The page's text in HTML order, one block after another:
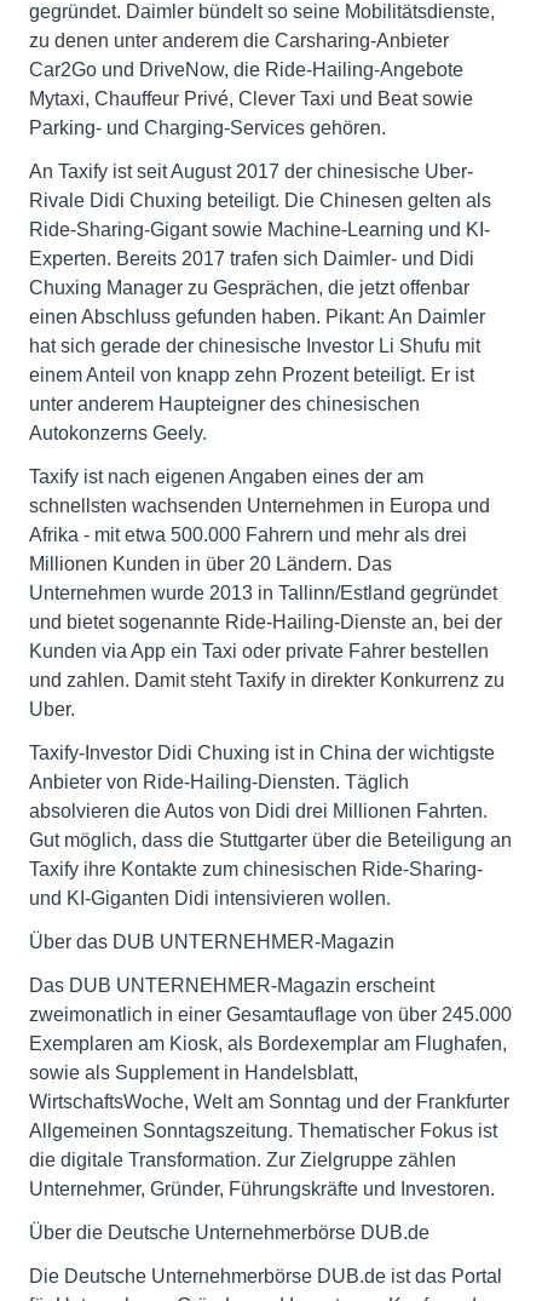
gegründet. Daimler bündelt so seine Mobilitätsdienste,
zu denen unter anderem die Carsharing-Anbieter
Car2Go und DriveNow, die Ride-Hailing-Angebote
Mytaxi, Chauffeur Privé, Clever Taxi und Beat sowie
Parking- und Charging-Services gehören.
An Taxify ist seit August 2017 der chinesische Uber-
Rivale Didi Chuxing beteiligt. Die Chinesen gelten als
Ride-Sharing-Gigant sowie Machine-Learning und KI-
Experten. Bereits 2017 trafen sich Daimler- und Didi
Chuxing Manager zu Gesprächen, die jetzt offenbar
einen Abschluss gefunden haben. Pikant: An Daimler
hat sich gerade der chinesische Investor Li Shufu mit
einem Anteil von knapp zehn Prozent beteiligt. Er ist
unter anderem Haupteigner des chinesischen
Autokonzerns Geely.
Taxify ist nach eigenen Angaben eines der am
schnellsten wachsenden Unternehmen in Europa und
Afrika - mit etwa 500.000 Fahrern und mehr als drei
Millionen Kunden in über 20 Ländern. Das
Unternehmen wurde 2013 in Tallinn/Estland gegründet
und bietet sogenannte Ride-Hailing-Dienste an, bei der
Kunden via App ein Taxi oder private Fahrer bestellen
und zahlen. Damit steht Taxify in direkter Konkurrenz zu
Uber.
Taxify-Investor Didi Chuxing ist in China der wichtigste
Anbieter von Ride-Hailing-Diensten. Täglich
absolvieren die Autos von Didi drei Millionen Fahrten.
Gut möglich, dass die Stuttgarter über die Beteiligung an
Taxify ihre Kontakte zum chinesischen Ride-Sharing-
und KI-Giganten Didi intensivieren wollen.
Über das DUB UNTERNEHMER-Magazin
Das DUB UNTERNEHMER-Magazin erscheint
zweimonatlich in einer Gesamtauflage von über 245.000
Exemplaren am Kiosk, als Bordexemplar am Flughafen,
sowie als Supplement in Handelsblatt,
WirtschaftsWoche, Welt am Sonntag und der Frankfurter
Allgemeinen Sonntagszeitung. Thematischer Fokus ist
die digitale Transformation. Zur Zielgruppe zählen
Unternehmer, Gründer, Führungskräfte und Investoren.
Über die Deutsche Unternehmerbörse DUB.de
Die Deutsche Unternehmerbörse DUB.de ist das Portal